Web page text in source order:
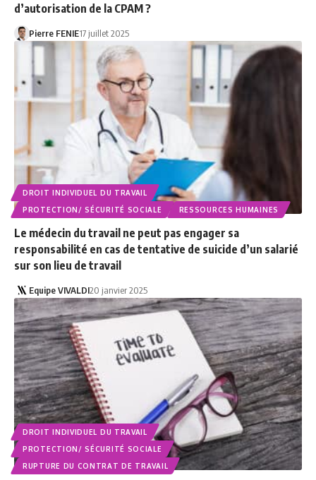
d’autorisation de la CPAM ?
Pierre FENIE17 juillet 2025
DROIT INDIVIDUEL DU TRAVAIL
PROTECTION/ SÉCURITÉ SOCIALE
RESSOURCES HUMAINES
Le médecin du travail ne peut pas engager sa
responsabilité en cas de tentative de suicide d’un salarié
sur son lieu de travail
Equipe VIVALDI20 janvier 2025
DROIT INDIVIDUEL DU TRAVAIL
PROTECTION/ SÉCURITÉ SOCIALE
RUPTURE DU CONTRAT DE TRAVAIL